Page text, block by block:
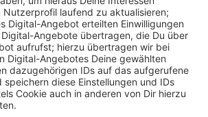
stellen rund um den Neubau der
ist aber, dass die
konkreten Zeitplan nach Hause
ist die Ausschreibung noch gar
die Kreistage müssen noch
einer Bürgerinitiative hofft,
2020 beginnt und zwei Jahre